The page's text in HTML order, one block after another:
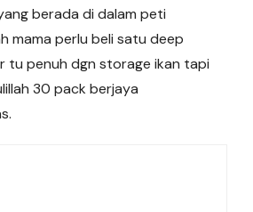
berada di dalam peti
mama perlu beli satu deep
tu penuh dgn storage ikan tapi
30 pack berjaya